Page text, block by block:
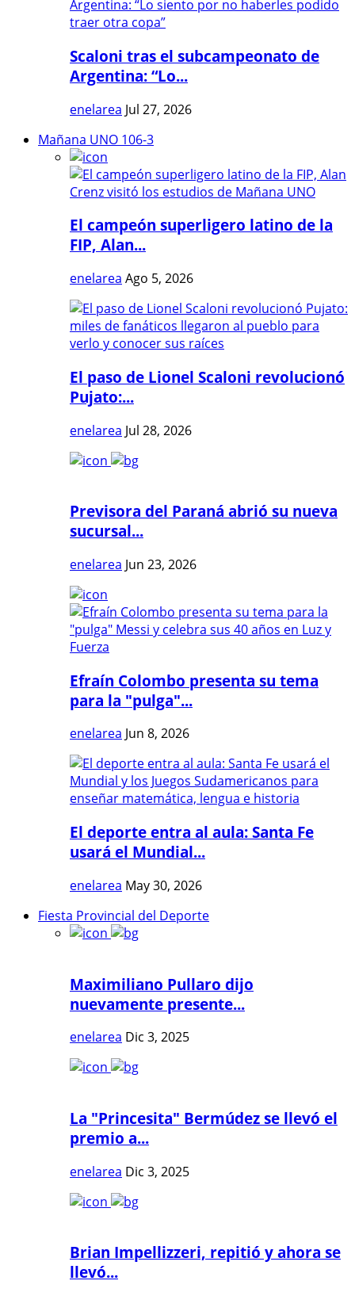
Scaloni tras el subcampeonato de
Argentina: “Lo...
enelarea Jul 27, 2026
Mañana UNO 106-3
El campeón superligero latino de la
FIP, Alan...
enelarea Ago 5, 2026
El paso de Lionel Scaloni revolucionó
Pujato:...
enelarea Jul 28, 2026
Previsora del Paraná abrió su nueva
sucursal...
enelarea Jun 23, 2026
Efraín Colombo presenta su tema
para la "pulga"...
enelarea Jun 8, 2026
El deporte entra al aula: Santa Fe
usará el Mundial...
enelarea May 30, 2026
Fiesta Provincial del Deporte
Maximiliano Pullaro dijo
nuevamente presente...
enelarea Dic 3, 2025
La "Princesita" Bermúdez se llevó el
premio a...
enelarea Dic 3, 2025
Brian Impellizzeri, repitió y ahora se
llevó...